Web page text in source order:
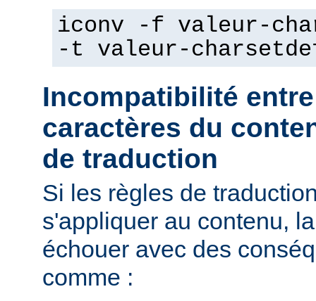
iconv -f valeur-
-t valeur-
Incompatibilité
caractères du
de traduction
Si les règles de
s'appliquer au contenu,
échouer avec des
comme :